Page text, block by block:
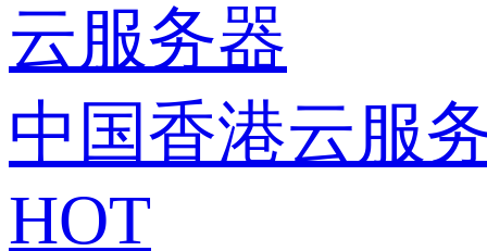
云服务器
中国香港云服
HOT